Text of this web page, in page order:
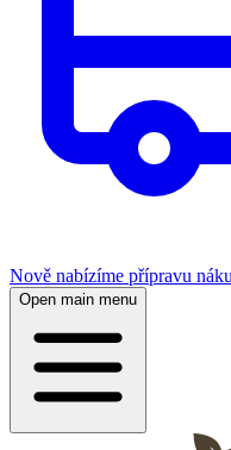
Nově nabízíme přípravu
Open main menu